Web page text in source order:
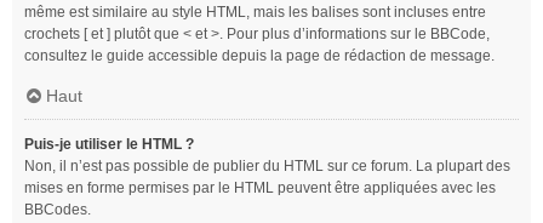
même est similaire au style HTML, mais les balises sont incluses entre
crochets [ et ] plutôt que < et >. Pour plus d’informations sur le BBCode,
consultez le guide accessible depuis la page de rédaction de message.
Haut
Puis-je utiliser le HTML ?
Non, il n’est pas possible de publier du HTML sur ce forum. La plupart des
mises en forme permises par le HTML peuvent être appliquées avec les
BBCodes.